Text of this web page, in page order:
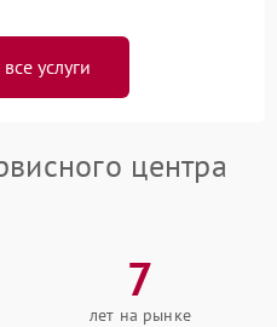
услуги
центра
7
лет на рынке